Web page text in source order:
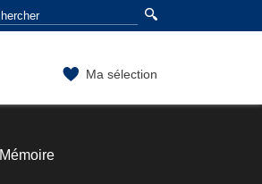
Ma sélection
Mémoire